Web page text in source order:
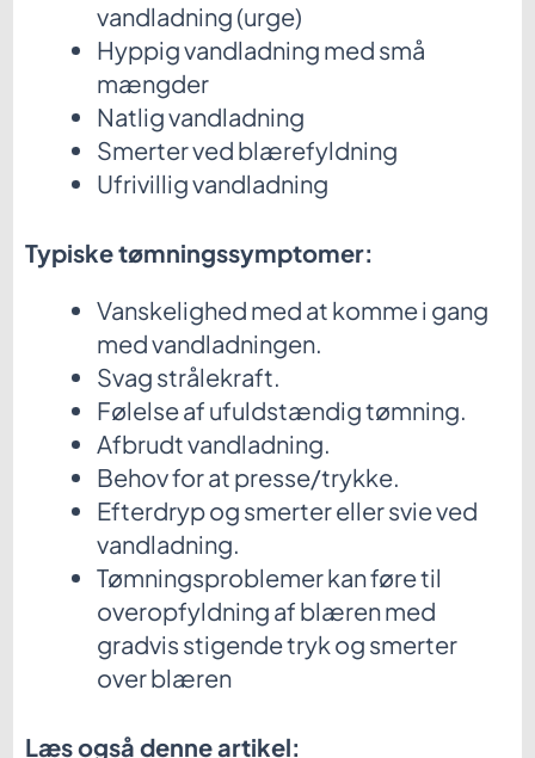
vandladning (urge)
Hyppig vandladning med små
mængder
Natlig vandladning
Smerter ved blærefyldning
Ufrivillig vandladning
Typiske tømningssymptomer:
Vanskelighed med at komme i gang
med vandladningen.
Svag strålekraft.
Følelse af ufuldstændig tømning.
Afbrudt vandladning.
Behov for at presse/trykke.
Efterdryp og smerter eller svie ved
vandladning.
Tømningsproblemer kan føre til
overopfyldning af blæren med
gradvis stigende tryk og smerter
over blæren
Læs også denne artikel: